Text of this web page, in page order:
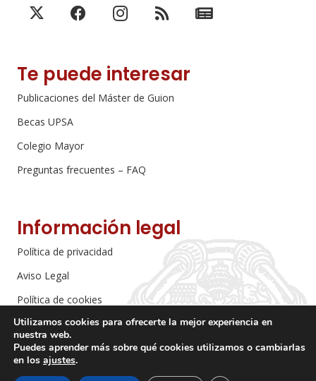
Te puede interesar
Publicaciones del Máster de Guion
Becas UPSA
Colegio Mayor
Preguntas frecuentes – FAQ
Información legal
Política de privacidad
Aviso Legal
Política de cookies
Más información sobre las cookies
Máster de Guion
Utilizamos cookies para ofrecerte la mejor experiencia en
nuestra web.
Puedes aprender más sobre qué cookies utilizamos o cambiarlas
en los ajustes.